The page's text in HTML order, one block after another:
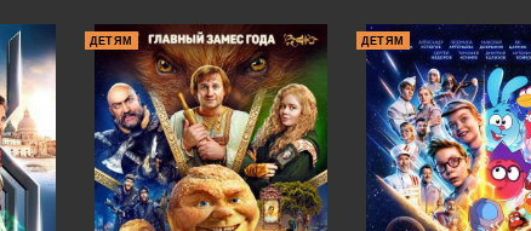
ДЕТЯМ ДЕТЯМ